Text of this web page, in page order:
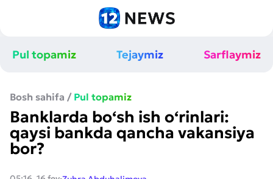
Pul topamiz Tejaymiz Sarflaymiz
Bosh sahifa / Pul topamiz
Banklarda bo‘sh ish o‘rinlari:
qaysi bankda qancha vakansiya
bor?